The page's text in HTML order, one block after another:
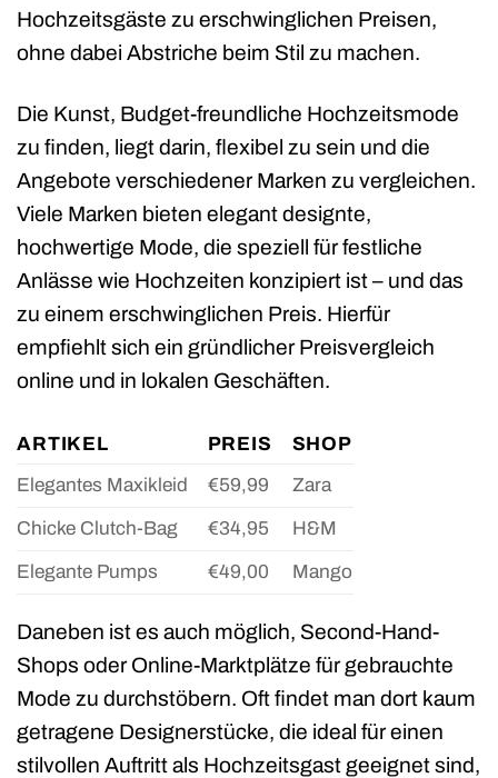
Hochzeitsgäste zu erschwinglichen Preisen,
ohne dabei Abstriche beim Stil zu machen.
Die Kunst, Budget-freundliche Hochzeitsmode
zu finden, liegt darin, flexibel zu sein und die
Angebote verschiedener Marken zu vergleichen.
Viele Marken bieten elegant designte,
hochwertige Mode, die speziell für festliche
Anlässe wie Hochzeiten konzipiert ist – und das
zu einem erschwinglichen Preis. Hierfür
empfiehlt sich ein gründlicher Preisvergleich
online und in lokalen Geschäften.
ARTIKEL PREIS
SHOP
Elegantes Maxikleid
€59,99 Zara
Chicke Clutch-Bag €34,95 H&M
Elegante Pumps €49,00 Mango
Daneben ist es auch möglich, Second-Hand-
Shops oder Online-Marktplätze für gebrauchte
Mode zu durchstöbern. Oft findet man dort kaum
getragene Designerstücke, die ideal für einen
stilvollen Auftritt als Hochzeitsgast geeignet sind,